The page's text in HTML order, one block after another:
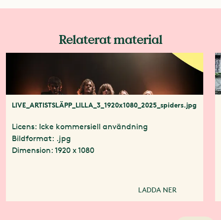
Relaterat material
LIVE_ARTISTSLÄPP_LILLA_3_1920x1080_2025_spiders.jpg
Licens: Icke kommersiell användning
Bildformat: .jpg
Dimension: 1920 x 1080
LADDA NER